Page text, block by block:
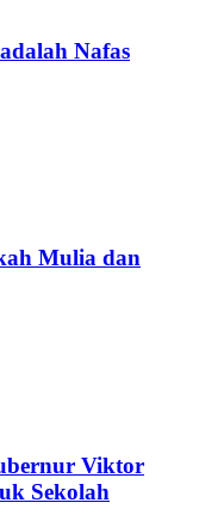
Nafas
Mulia dan
Viktor
Sekolah